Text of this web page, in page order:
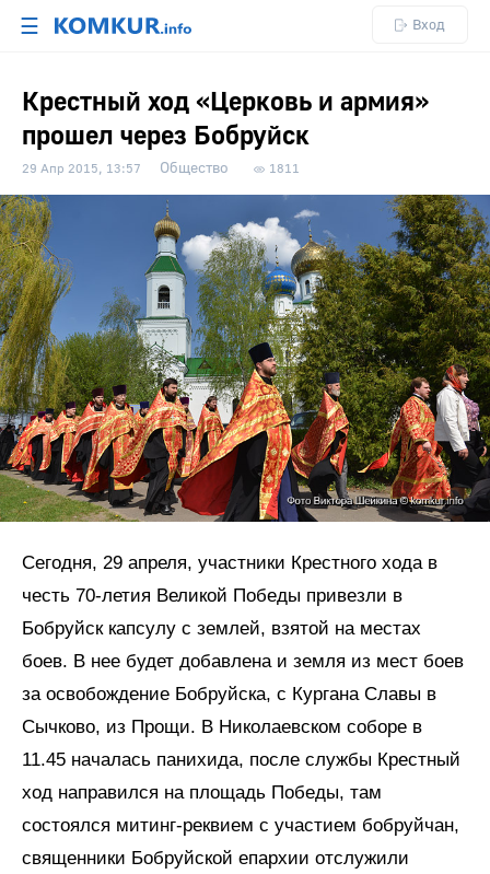
☰ Вход
Крестный ход «Церковь и армия»
прошел через Бобруйск
29 Апр 2015, 13:57 Общество 1811
Сегодня, 29 апреля, участники Крестного хода в
честь 70-летия Великой Победы привезли в
Бобруйск капсулу с землей, взятой на местах
боев. В нее будет добавлена и земля из мест боев
за освобождение Бобруйска, с Кургана Славы в
Сычково, из Прощи. В Николаевском соборе в
11.45 началась панихида, после службы Крестный
ход направился на площадь Победы, там
состоялся митинг-реквием с участием бобруйчан,
священники Бобруйской епархии отслужили